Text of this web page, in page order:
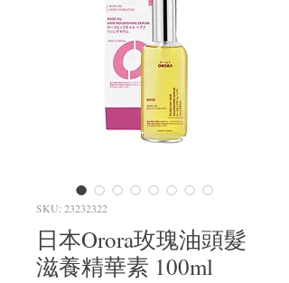
SKU: 23232322
日本Orora玫瑰油頭髮
滋養精華素 100ml